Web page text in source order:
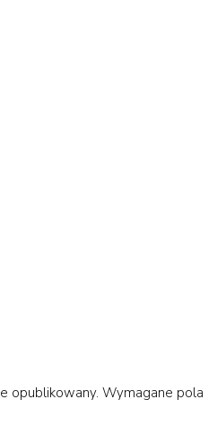
opublikowany. Wymagane pola